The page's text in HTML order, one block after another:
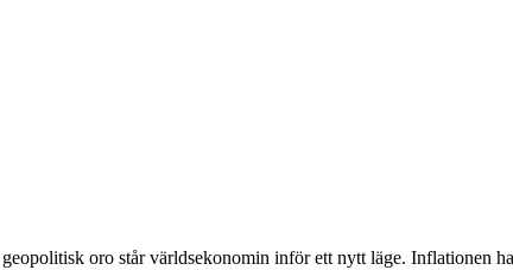
oro står världsekonomin inför ett nytt läge. Inflationen